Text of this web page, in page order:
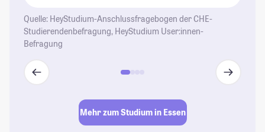
Quelle: HeyStudium-Anschlussfragebogen der CHE-
Studierendenbefragung, HeyStudium User:innen-
Befragung
Mehr zum Studium in Essen